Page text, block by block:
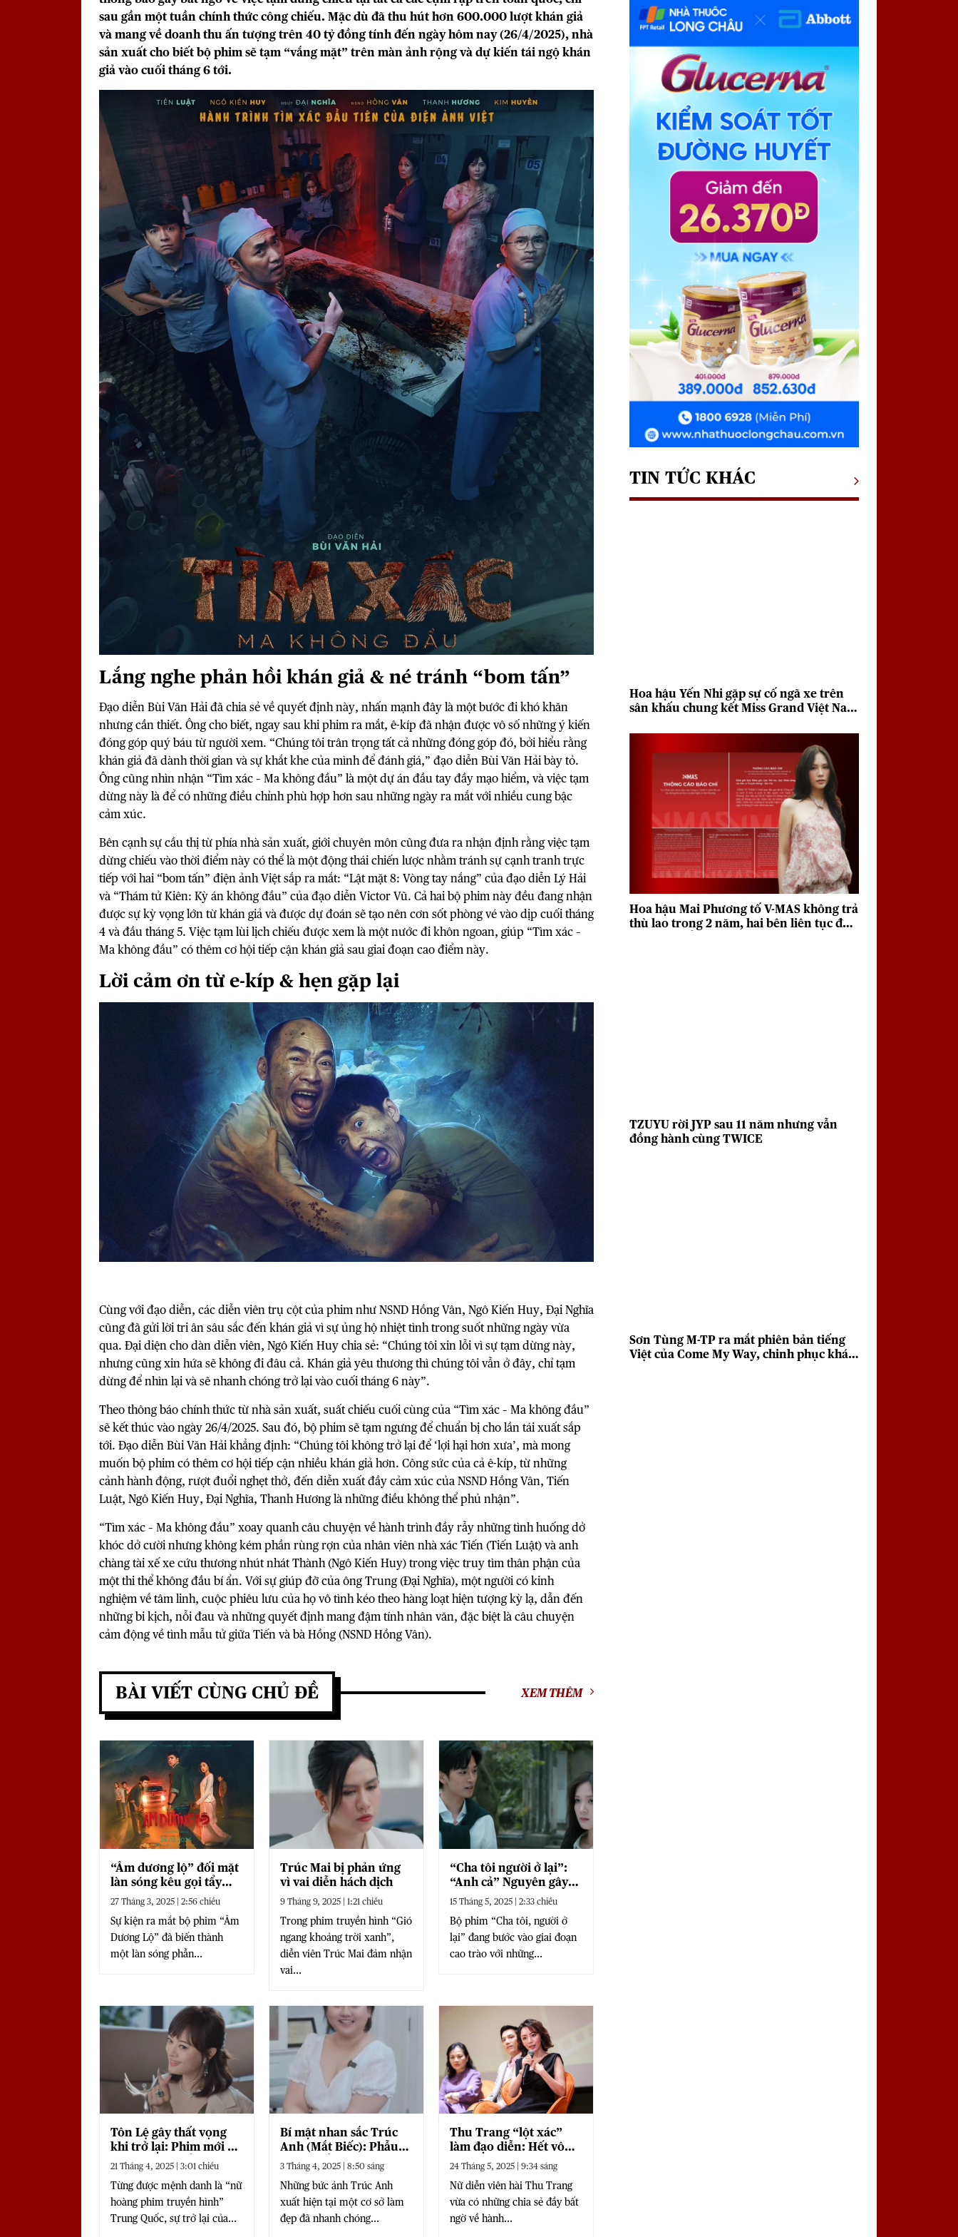
sau gần một tuần chính thức công chiếu. Mặc dù đã thu hút hơn 600.000 lượt khán giả
và mang về doanh thu ấn tượng trên 40 tỷ đồng tính đến ngày hôm nay (26/4/2025), nhà
sản xuất cho biết bộ phim sẽ tạm “vắng mặt” trên màn ảnh rộng và dự kiến tái ngộ khán
giả vào cuối tháng 6 tới.
Lắng nghe phản hồi khán giả & né tránh “bom tấn”
Đạo diễn Bùi Văn Hải đã chia sẻ về quyết định này, nhấn mạnh đây là một bước đi khó khăn
nhưng cần thiết. Ông cho biết, ngay sau khi phim ra mắt, ê-kíp đã nhận được vô số những ý kiến
đóng góp quý báu từ người xem. “Chúng tôi trân trọng tất cả những đóng góp đó, bởi hiểu rằng
khán giả đã dành thời gian và sự khắt khe của mình để đánh giá,” đạo diễn Bùi Văn Hải bày tỏ.
Ông cũng nhìn nhận “Tìm xác – Ma không đầu” là một dự án đầu tay đầy mạo hiểm, và việc tạm
dừng này là để có những điều chỉnh phù hợp hơn sau những ngày ra mắt với nhiều cung bậc
cảm xúc.
Bên cạnh sự cầu thị từ phía nhà sản xuất, giới chuyên môn cũng đưa ra nhận định rằng việc tạm
dừng chiếu vào thời điểm này có thể là một động thái chiến lược nhằm tránh sự cạnh tranh trực
tiếp với hai “bom tấn” điện ảnh Việt sắp ra mắt: “Lật mặt 8: Vòng tay nắng” của đạo diễn Lý Hải
và “Thám tử Kiên: Kỳ án không đầu” của đạo diễn Victor Vũ. Cả hai bộ phim này đều đang nhận
được sự kỳ vọng lớn từ khán giả và được dự đoán sẽ tạo nên cơn sốt phòng vé vào dịp cuối tháng
4 và đầu tháng 5. Việc tạm lùi lịch chiếu được xem là một nước đi khôn ngoan, giúp “Tìm xác –
Ma không đầu” có thêm cơ hội tiếp cận khán giả sau giai đoạn cao điểm này.
Lời cảm ơn từ e-kíp & hẹn gặp lại
Cùng với đạo diễn, các diễn viên trụ cột của phim như NSND Hồng Vân, Ngô Kiến Huy, Đại Nghĩa
cũng đã gửi lời tri ân sâu sắc đến khán giả vì sự ủng hộ nhiệt tình trong suốt những ngày vừa
qua. Đại diện cho dàn diễn viên, Ngô Kiến Huy chia sẻ: “Chúng tôi xin lỗi vì sự tạm dừng này,
nhưng cũng xin hứa sẽ không đi đâu cả. Khán giả yêu thương thì chúng tôi vẫn ở đây, chỉ tạm
dừng để nhìn lại và sẽ nhanh chóng trở lại vào cuối tháng 6 này”.
Theo thông báo chính thức từ nhà sản xuất, suất chiếu cuối cùng của “Tìm xác – Ma không đầu”
sẽ kết thúc vào ngày 26/4/2025. Sau đó, bộ phim sẽ tạm ngưng để chuẩn bị cho lần tái xuất sắp
tới. Đạo diễn Bùi Văn Hải khẳng định: “Chúng tôi không trở lại để ‘lợi hại hơn xưa’, mà mong
muốn bộ phim có thêm cơ hội tiếp cận nhiều khán giả hơn. Công sức của cả ê-kíp, từ những
cảnh hành động, rượt đuổi nghẹt thở, đến diễn xuất đầy cảm xúc của NSND Hồng Vân, Tiến
Luật, Ngô Kiến Huy, Đại Nghĩa, Thanh Hương là những điều không thể phủ nhận”.
“Tìm xác – Ma không đầu” xoay quanh câu chuyện về hành trình đầy rẫy những tình huống dở
khóc dở cười nhưng không kém phần rùng rợn của nhân viên nhà xác Tiến (Tiến Luật) và anh
chàng tài xế xe cứu thương nhút nhát Thành (Ngô Kiến Huy) trong việc truy tìm thân phận của
một thi thể không đầu bí ẩn. Với sự giúp đỡ của ông Trung (Đại Nghĩa), một người có kinh
nghiệm về tâm linh, cuộc phiêu lưu của họ vô tình kéo theo hàng loạt hiện tượng kỳ lạ, dẫn đến
những bi kịch, nỗi đau và những quyết định mang đậm tính nhân văn, đặc biệt là câu chuyện
cảm động về tình mẫu tử giữa Tiến và bà Hồng (NSND Hồng Vân).
BÀI VIẾT CÙNG CHỦ ĐỀ XEM THÊM
“Âm dương lộ” đối mặt
làn sóng kêu gọi tẩy
chay vì sự cố xe cứu
thương
27 Tháng 3, 2025 | 2:56 chiều
Sự kiện ra mắt bộ phim “Âm
Dương Lộ” đã biến thành
một làn sóng phẫn...
Trúc Mai bị phản ứng
vì vai diễn hách dịch
9 Tháng 9, 2025 | 1:21 chiều
Trong phim truyền hình “Gió
ngang khoảng trời xanh”,
diễn viên Trúc Mai đảm nhận
vai...
“Cha tôi người ở lại”:
“Anh cả” Nguyên gây
ức chế, khán giả mất
kiên nhẫn
15 Tháng 5, 2025 | 2:33 chiều
Bộ phim “Cha tôi, người ở
lại” đang bước vào giai đoạn
cao trào với những...
Tôn Lệ gây thất vọng
khi trở lại: Phim mới bị
“ném đá” vì cổ súy
ngoại tình
21 Tháng 4, 2025 | 3:01 chiều
Từng được mệnh danh là “nữ
hoàng phim truyền hình”
Trung Quốc, sự trở lại của...
Bí mật nhan sắc Trúc
Anh (Mắt Biếc): Phẫu
thuật thẩm mỹ hay chỉ
là tin đồn?
3 Tháng 4, 2025 | 8:50 sáng
Những bức ảnh Trúc Anh
xuất hiện tại một cơ sở làm
đẹp đã nhanh chóng...
Thu Trang “lột xác”
làm đạo diễn: Hết vô
tư, chỉ biết lo… tiền
24 Tháng 5, 2025 | 9:34 sáng
Nữ diễn viên hài Thu Trang
vừa có những chia sẻ đầy bất
ngờ về hành...
TIN TỨC KHÁC
Hoa hậu Yến Nhi gặp sự cố ngã xe trên
sân khấu chung kết Miss Grand Việt Nam
Hoa hậu Mai Phương tố V-MAS không trả
thù lao trong 2 năm, hai bên liên tục đưa
TZUYU rời JYP sau 11 năm nhưng vẫn
đồng hành cùng TWICE
Sơn Tùng M-TP ra mắt phiên bản tiếng
Việt của Come My Way, chinh phục khán